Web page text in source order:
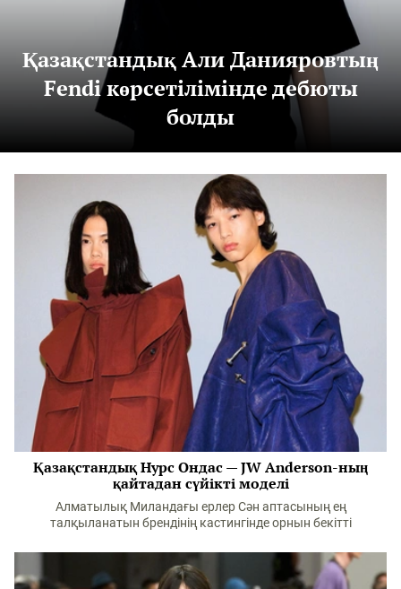
Қазақстандық Али Данияровтың
Fendi көрсетілімінде дебюты
болды
Қазақстандық Нурс Ондас — JW Anderson-ның
қайтадан сүйікті моделі
Алматылық Миландағы ерлер Сән аптасының ең
талқыланатын брендінің кастингінде орнын бекітті